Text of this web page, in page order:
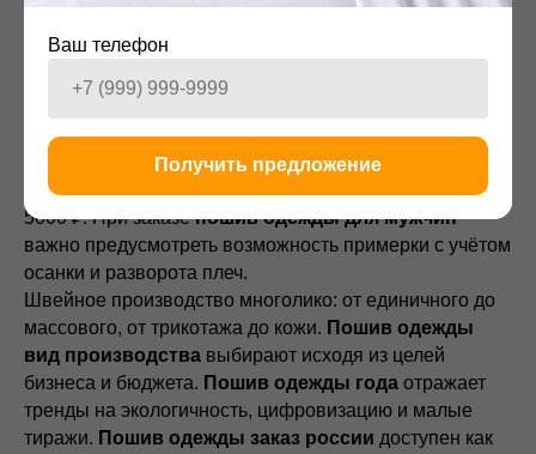
Ваш телефон
Получить предложение
Стоимостьпошив одежды для мужчин
рубашка — от 3500 ₽, брюки — от 5000 ₽, пиджак — от
предлагают пошив мужских костюмов под ключ с
тремя примерками. Для повседневной одежды
джинсы) цены ниже:
— от 4000 ₽, джинсы — от
5000 ₽. При заказепошив одежды для мужчин
важно предусмотреть возможность примерки с учётом
осанки и разворота плеч.
Швейное производство многолико: от единичного до
массового, от трикотажа до кожи. Пошив одежды
вид производства выбирают исходя из целей
бизнеса и бюджета. Пошив одежды года отражает
тренды на экологичность, цифровизацию и малые
тиражи. Пошив одежды заказ россии доступен как